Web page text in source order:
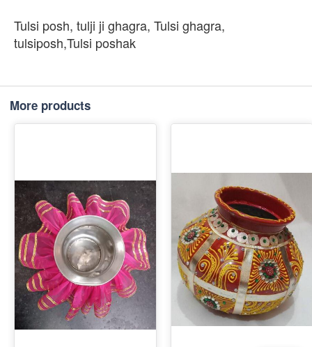
Tulsi posh, tulji ji ghagra, Tulsi ghagra,
tulsiposh,Tulsi poshak
More products